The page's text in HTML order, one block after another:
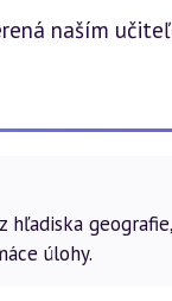
naším
z hľadiska
úlohy.